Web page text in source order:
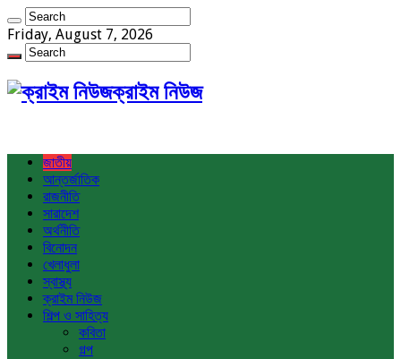
Friday, August 7, 2026
ক্রাইম নিউজ
জাতীয়
আন্তর্জাতিক
রাজনীতি
সারাদেশ
অর্থনীতি
বিনোদন
খেলাধুলা
স্বাস্থ্য
ক্রাইম নিউজ
শিল্প ও সাহিত্য
কবিতা
গল্প